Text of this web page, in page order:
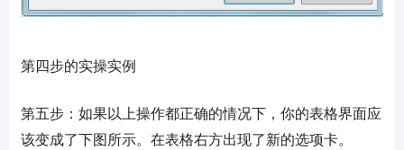
第四步的实操实例
第五步：如果以上操作都正确的情况下，你的表格界面应
该变成了下图所示。在表格右方出现了新的选项卡。